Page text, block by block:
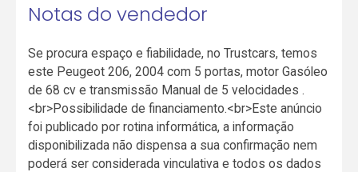
Notas do vendedor
Se procura espaço e fiabilidade, no Trustcars, temos
este Peugeot 206, 2004 com 5 portas, motor Gasóleo
de 68 cv e transmissão Manual de 5 velocidades .
<br>Possibilidade de financiamento.<br>Este anúncio
foi publicado por rotina informática, a informação
disponibilizada não dispensa a sua confirmação nem
poderá ser considerada vinculativa e todos os dados